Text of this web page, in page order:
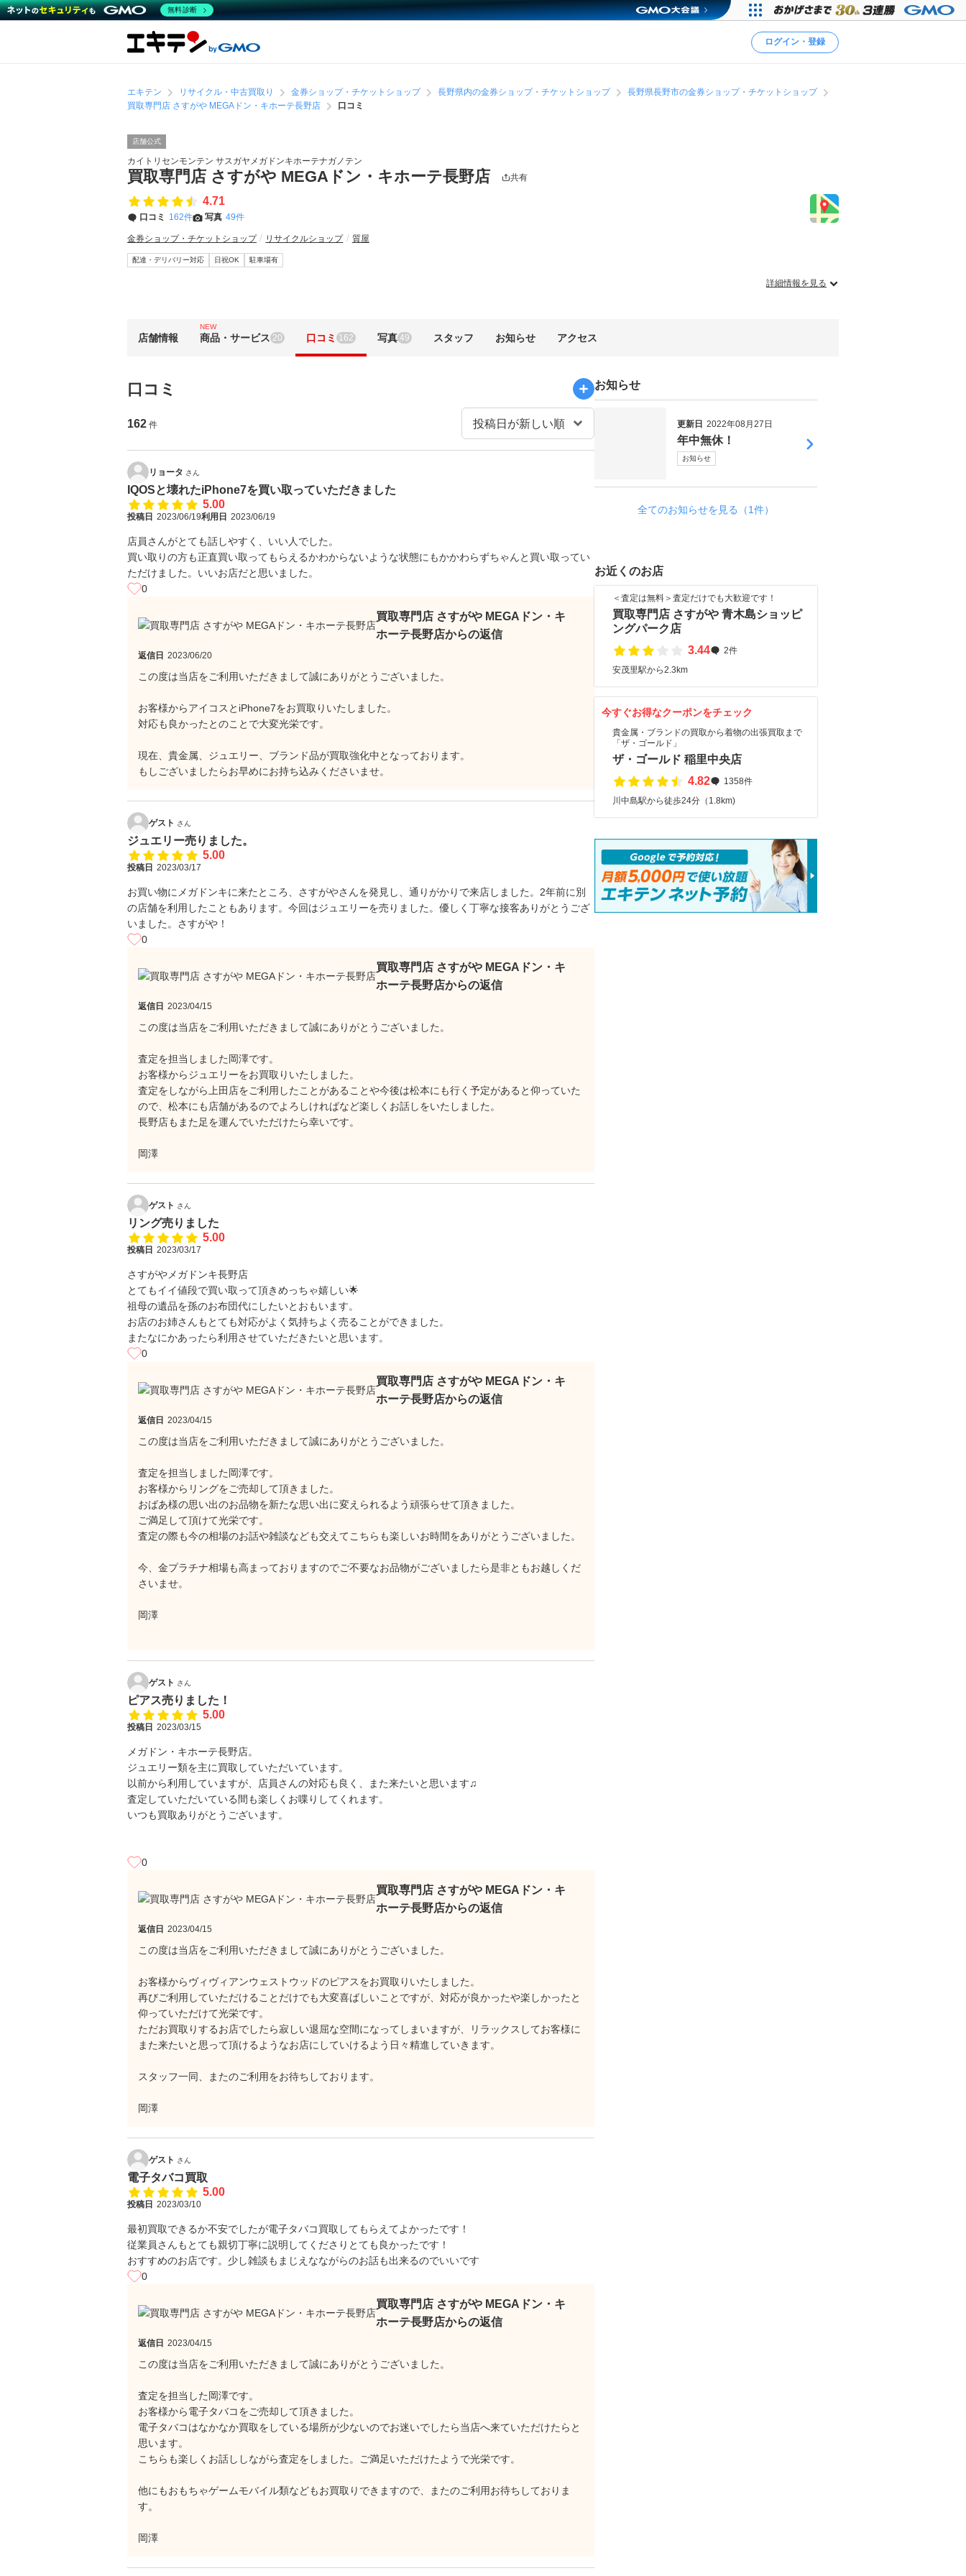
ログイン・登録
エキテン リサイクル・中古買取り 金券ショップ・チケットショップ 長野県内の金券ショップ・チケットショップ
長野県長野市の金券ショップ・チケットショップ
買取専門店 さすがや MEGAドン・キホーテ長野店
口コミ
店舗公式
カイトリセンモンテン サスガヤメガドンキホーテナガノテン
買取専門店 さすがや MEGAドン・キホーテ長野店 共有
4.71
口コミ 162件 写真 49件
金券ショップ・チケットショップ リサイクルショップ 質屋
配達・デリバリー対応 日祝OK 駐車場有
詳細情報を見る
店舗情報
NEW
商品・サービス 20 口コミ 162 写真 49 スタッフ お知らせ アクセス
口コミ
162 件
リョータ さん
IQOSと壊れたiPhone7を買い取っていただきました
5.00
投稿日 2023/06/19利用日 2023/06/19
店員さんがとても話しやすく、いい人でした。
買い取りの方も正直買い取ってもらえるかわからないような状態にもかかわらずちゃんと買い取ってい
ただけました。いいお店だと思いました。
0
買取専門店 さすがや MEGAドン・キ
ホーテ長野店からの返信
返信日 2023/06/20
この度は当店をご利用いただきまして誠にありがとうございました。
お客様からアイコスとiPhone7をお買取りいたしました。
対応も良かったとのことで大変光栄です。
現在、貴金属、ジュエリー、ブランド品が買取強化中となっております。
もしございましたらお早めにお持ち込みくださいませ。
ゲスト さん
ジュエリー売りました。
5.00
投稿日 2023/03/17
お買い物にメガドンキに来たところ、さすがやさんを発見し、通りがかりで来店しました。2年前に別
の店舗を利用したこともあります。今回はジュエリーを売りました。優しく丁寧な接客ありがとうござ
いました。さすがや！
0
買取専門店 さすがや MEGAドン・キ
ホーテ長野店からの返信
返信日 2023/04/15
この度は当店をご利用いただきまして誠にありがとうございました。
査定を担当しました岡澤です。
お客様からジュエリーをお買取りいたしました。
査定をしながら上田店をご利用したことがあることや今後は松本にも行く予定があると仰っていた
ので、松本にも店舗があるのでよろしければなど楽しくお話しをいたしました。
長野店もまた足を運んでいただけたら幸いです。
岡澤
ゲスト さん
リング売りました
5.00
投稿日 2023/03/17
さすがやメガドンキ長野店
とてもイイ値段で買い取って頂きめっちゃ嬉しい🌟
祖母の遺品を孫のお布団代にしたいとおもいます。
お店のお姉さんもとても対応がよく気持ちよく売ることができました。
またなにかあったら利用させていただきたいと思います。
0
買取専門店 さすがや MEGAドン・キ
ホーテ長野店からの返信
返信日 2023/04/15
この度は当店をご利用いただきまして誠にありがとうございました。
査定を担当しました岡澤です。
お客様からリングをご売却して頂きました。
おばあ様の思い出のお品物を新たな思い出に変えられるよう頑張らせて頂きました。
ご満足して頂けて光栄です。
査定の際も今の相場のお話や雑談なども交えてこちらも楽しいお時間をありがとうございました。
今、金プラチナ相場も高まっておりますのでご不要なお品物がございましたら是非ともお越しくだ
さいませ。
岡澤
ゲスト さん
ピアス売りました！
5.00
投稿日 2023/03/15
メガドン・キホーテ長野店。
ジュエリー類を主に買取していただいています。
以前から利用していますが、店員さんの対応も良く、また来たいと思います♫
査定していただいている間も楽しくお喋りしてくれます。
いつも買取ありがとうございます。
0
買取専門店 さすがや MEGAドン・キ
ホーテ長野店からの返信
返信日 2023/04/15
この度は当店をご利用いただきまして誠にありがとうございました。
お客様からヴィヴィアンウェストウッドのピアスをお買取りいたしました。
再びご利用していただけることだけでも大変喜ばしいことですが、対応が良かったや楽しかったと
仰っていただけて光栄です。
ただお買取りするお店でしたら寂しい退屈な空間になってしまいますが、リラックスしてお客様に
また来たいと思って頂けるようなお店にしていけるよう日々精進していきます。
スタッフ一同、またのご利用をお待ちしております。
岡澤
ゲスト さん
電子タバコ買取
5.00
投稿日 2023/03/10
最初買取できるか不安でしたが電子タバコ買取してもらえてよかったです！
従業員さんもとても親切丁寧に説明してくださりとても良かったです！
おすすめのお店です。少し雑談もまじえなながらのお話も出来るのでいいです
0
買取専門店 さすがや MEGAドン・キ
ホーテ長野店からの返信
返信日 2023/04/15
この度は当店をご利用いただきまして誠にありがとうございました。
査定を担当した岡澤です。
お客様から電子タバコをご売却して頂きました。
電子タバコはなかなか買取をしている場所が少ないのでお迷いでしたら当店へ来ていただけたらと
思います。
こちらも楽しくお話ししながら査定をしました。ご満足いただけたようで光栄です。
他にもおもちゃゲームモバイル類などもお買取りできますので、またのご利用お待ちしておりま
す。
岡澤
お知らせ
更新日 2022年08月27日
年中無休！
お知らせ
全てのお知らせを見る（1件）
お近くのお店
＜査定は無料＞査定だけでも大歓迎です！
買取専門店 さすがや 青木島ショッピ
ングパーク店
3.44
2件
安茂里駅から2.3km
今すぐお得なクーポンをチェック
貴金属・ブランドの買取から着物の出張買取まで
「ザ・ゴールド」
ザ・ゴールド 稲里中央店
4.82
1358件
川中島駅から徒歩24分（1.8km)
無料診断